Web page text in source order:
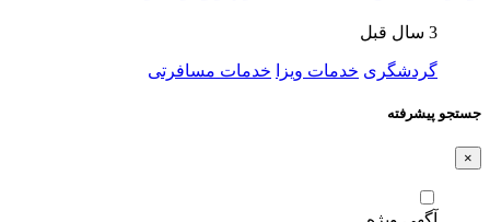
3 سال قبل
گردشگری خدمات ویزا خدمات مسافرتی
جستجو پیشرفته
×